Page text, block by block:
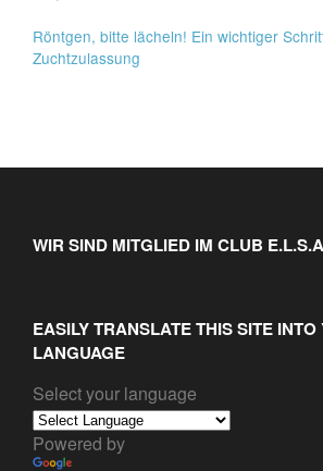
Röntgen, bitte lächeln! Ein wichtiger
Zuchtzulassung
WIR SIND MITGLIED IM CLUB E.L.S.A
EASILY TRANSLATE THIS SITE INTO
LANGUAGE
Select your language
Powered by